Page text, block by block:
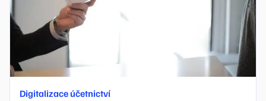
Digitalizace účetnictví